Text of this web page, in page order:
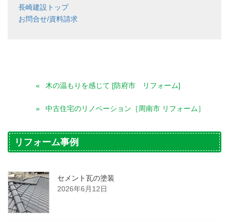
長崎建設トップ
お問合せ/資料請求
木の温もりを感じて [防府市 リフォーム]
中古住宅のリノベーション［周南市 リフォーム］
リフォーム事例
セメント瓦の塗装
2026年6月12日